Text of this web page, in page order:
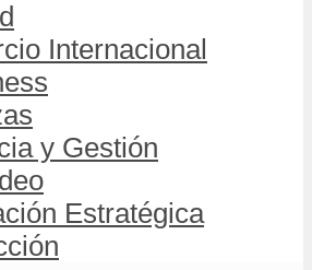
Internacional
y Gestión
Estratégica